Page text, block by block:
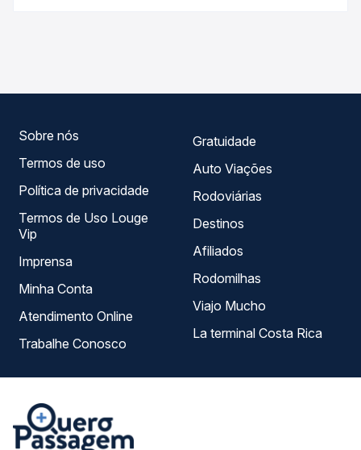
Sobre nós
Termos de uso
Política de privacidade
Termos de Uso Louge
Vip
Imprensa
Minha Conta
Atendimento Online
Trabalhe Conosco
Gratuidade
Auto Viações
Rodoviárias
Destinos
Afiliados
Rodomilhas
Viajo Mucho
La terminal Costa Rica